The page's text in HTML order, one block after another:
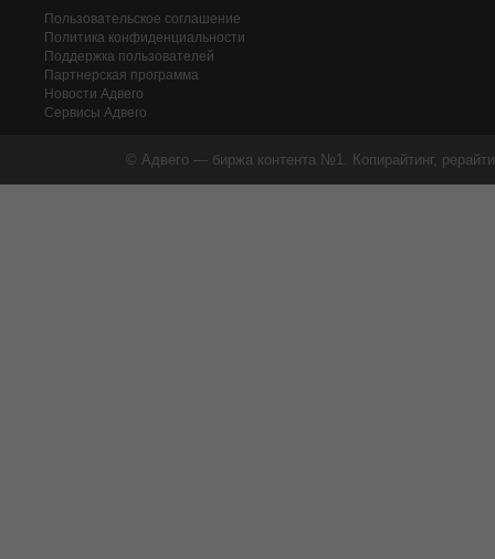
Пользовательское соглашение
Политика конфиденциальности
Поддержка пользователей
Партнерская программа
Новости Адвего
Сервисы Адвего
© Адвего — биржа контента №1. Копирайтинг,